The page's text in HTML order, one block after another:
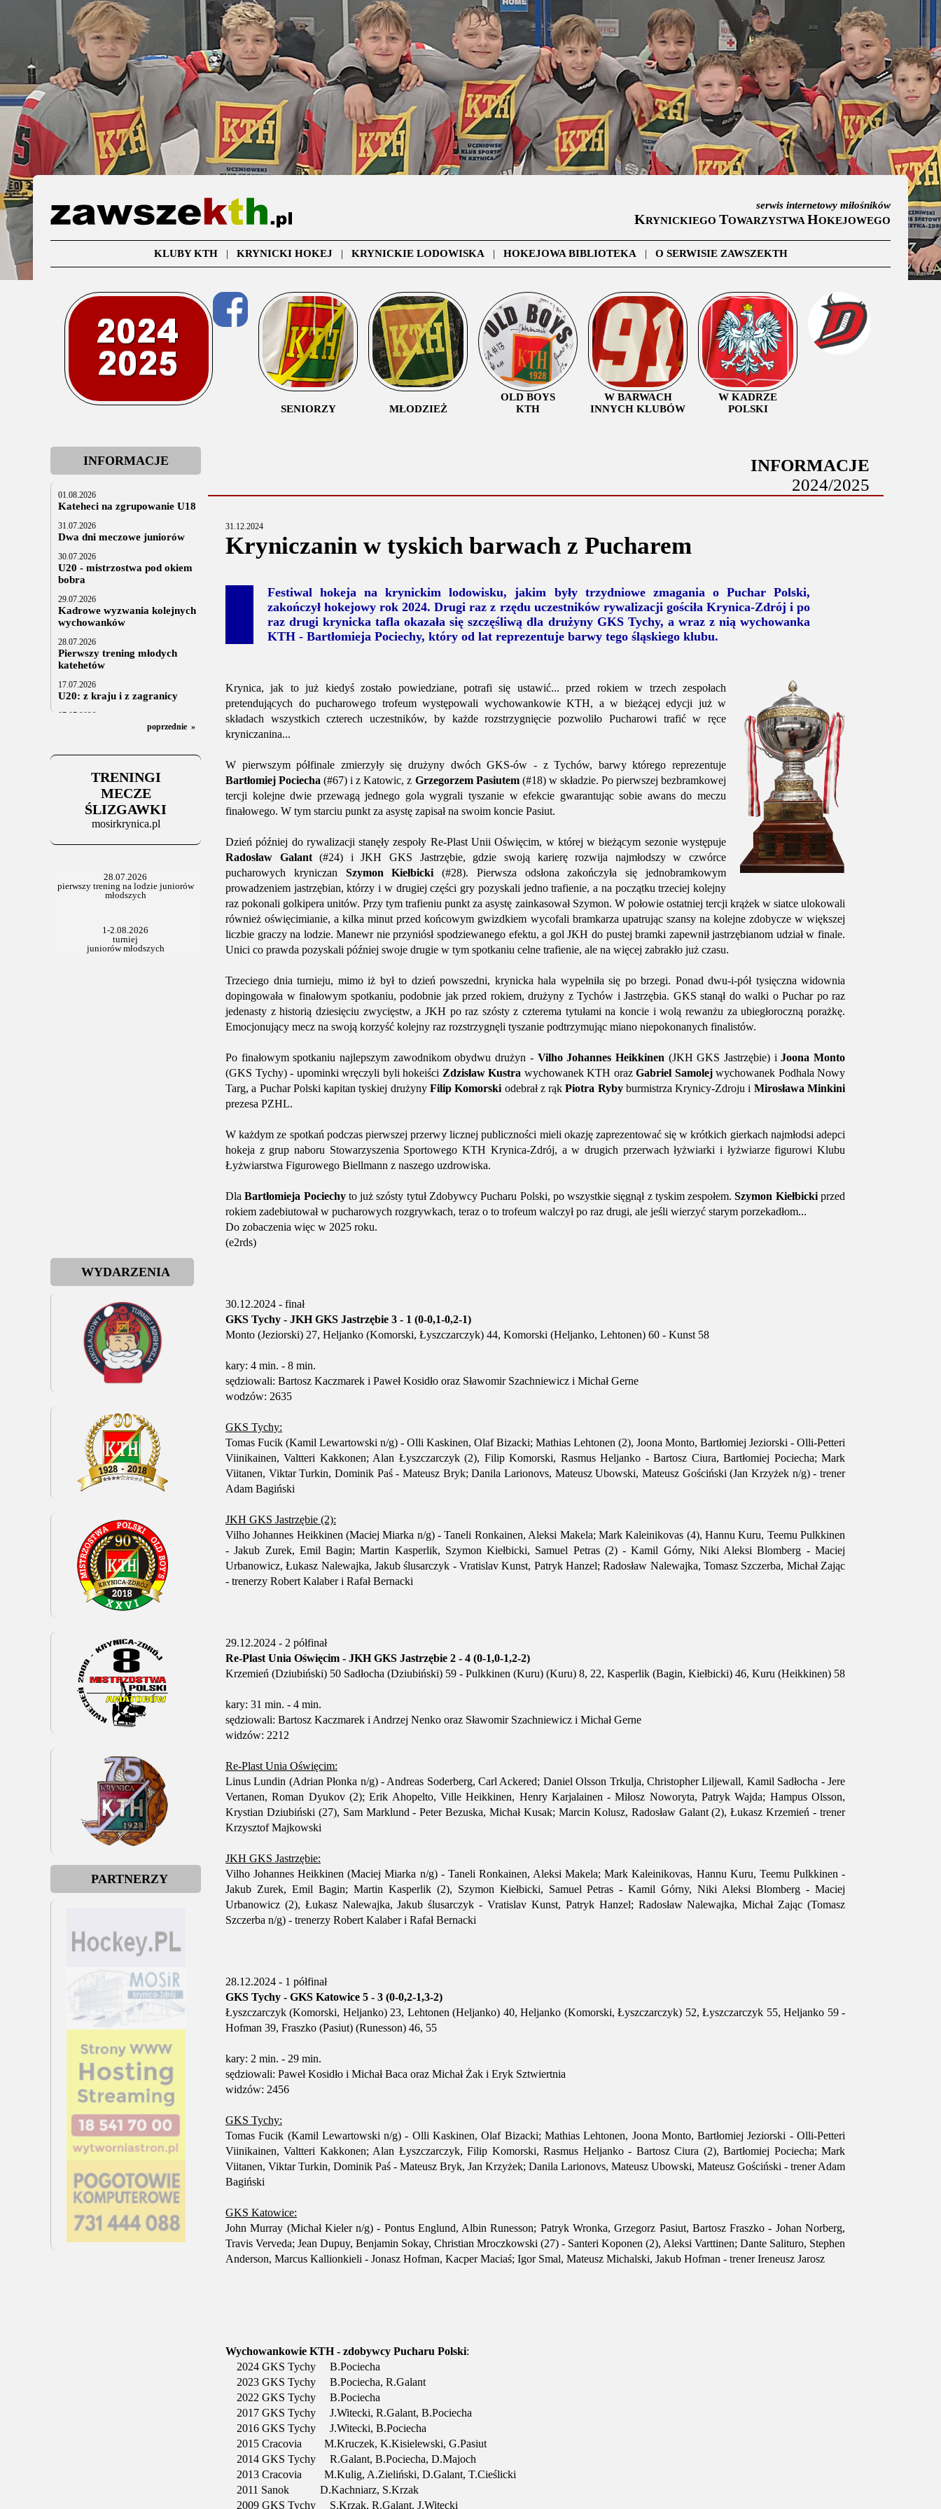
serwis internetowy miłośników
KRYNICKIEGO TOWARZYSTWA HOKEJOWEGO
KLUBY KTH| KRYNICKI HOKEJ | KRYNICKIE LODOWISKA | HOKEJOWA BIBLIOTEKA | O SERWISIE ZAWSZEKTH
SENIORZY MŁODZIEŻ
OLD BOYS
KTH
W BARWACH
INNYCH KLUBÓW
W KADRZE
POLSKI
INFORMACJE
01.08.2026
Kateheci na zgrupowanie U18
31.07.2026
Dwa dni meczowe juniorów
30.07.2026
U20 - mistrzostwa pod okiem
bobra
29.07.2026
Kadrowe wyzwania kolejnych
wychowanków
28.07.2026
Pierwszy trening młodych
katehetów
17.07.2026
U20: z kraju i z zagranicy
07.07.2026
Za trzy tygodnie na lód
Stowarzyszenie po Walnym
poprzednie »
TRENINGI
MECZE
ŚLIZGAWKI
mosirkrynica.pl
WYDARZENIA
PARTNERZY
INFORMACJE
2024/2025
31.12.2024
Kryniczanin w tyskich barwach z Pucharem
Festiwal hokeja na krynickim lodowisku, jakim były trzydniowe zmagania o Puchar Polski,
zakończył hokejowy rok 2024. Drugi raz z rzędu uczestników rywalizacji gościła Krynica-Zdrój i po
raz drugi krynicka tafla okazała się szczęśliwą dla drużyny GKS Tychy, a wraz z nią wychowanka
KTH - Bartłomieja Pociechy, który od lat reprezentuje barwy tego śląskiego klubu.
Krynica, jak to już kiedyś zostało powiedziane, potrafi się ustawić... przed rokiem w trzech zespołach
pretendujących do pucharowego trofeum występowali wychowankowie KTH, a w bieżącej edycji już w
składach wszystkich czterech uczestników, by każde rozstrzygnięcie pozwoliło Pucharowi trafić w ręce
kryniczanina...
W pierwszym półfinale zmierzyły się drużyny dwóch GKS-ów - z Tychów, barwy którego reprezentuje
Bartłomiej Pociecha (#67) i z Katowic, z Grzegorzem Pasiutem(#18) w składzie. Po pierwszej bezbramkowej
tercji kolejne dwie przewagą jednego gola wygrali tyszanie w efekcie gwarantując sobie awans do meczu
finałowego. W tym starciu punkt za asystę zapisał na swoim koncie Pasiut.
Dzień później do rywalizacji stanęły zespoły Re-Plast Unii Oświęcim, w której w bieżącym sezonie występuje
Radosław Galant(#24) i JKH GKS Jastrzębie, gdzie swoją karierę rozwija najmłodszy w czwórce
pucharowych kryniczan Szymon Kiełbicki (#28). Pierwsza odsłona zakończyła się jednobramkowym
prowadzeniem jastrzębian, którzy i w drugiej części gry pozyskali jedno trafienie, a na początku trzeciej kolejny
raz pokonali golkipera unitów. Przy tym trafieniu punkt za asystę zainkasował Szymon. W połowie ostatniej tercji krążek w siatce ulokowali
również oświęcimianie, a kilka minut przed końcowym gwizdkiem wycofali bramkarza upatrując szansy na kolejne zdobycze w większej
liczbie graczy na lodzie. Manewr nie przyniósł spodziewanego efektu, a gol JKH do pustej bramki zapewnił jastrzębianom udział w finale.
Unici co prawda pozyskali później swoje drugie w tym spotkaniu celne trafienie, ale na więcej zabrakło już czasu.
Trzeciego dnia turnieju, mimo iż był to dzień powszedni, krynicka hala wypełniła się po brzegi. Ponad dwu-i-pół tysięczna widownia
dopingowała w finałowym spotkaniu, podobnie jak przed rokiem, drużyny z Tychów i Jastrzębia. GKS stanął do walki o Puchar po raz
jedenasty z historią dziesięciu zwycięstw, a JKH po raz szósty z czterema tytułami na koncie i wolą rewanżu za ubiegłoroczną porażkę.
Emocjonujący mecz na swoją korzyść kolejny raz rozstrzygnęli tyszanie podtrzymując miano niepokonanych finalistów.
Po finałowym spotkaniu najlepszym zawodnikom obydwu drużyn - Vilho Johannes Heikkinen (JKH GKS Jastrzębie) iJoona Monto
(GKS Tychy) - upominki wręczyli byli hokeiści Zdzisław Kustra wychowanek KTH oraz Gabriel Samolejwychowanek Podhala Nowy
Targ, a Puchar Polski kapitan tyskiej drużyny Filip Komorski odebrał z rąkPiotra Rybyburmistrza Krynicy-Zdroju i Mirosława Minkini
prezesa PZHL.
W każdym ze spotkań podczas pierwszej przerwy licznej publiczności mieli okazję zaprezentować się w krótkich gierkach najmłodsi adepci
hokeja z grup naboru Stowarzyszenia Sportowego KTH Krynica-Zdrój, a w drugich przerwach łyżwiarki i łyżwiarze figurowi Klubu
Łyżwiarstwa Figurowego Biellmann z naszego uzdrowiska.
DlaBartłomieja Pociechyto już szósty tytuł Zdobywcy Pucharu Polski, po wszystkie sięgnął z tyskim zespołem.Szymon Kiełbickiprzed
rokiem zadebiutował w pucharowych rozgrywkach, teraz o to trofeum walczył po raz drugi, ale jeśli wierzyć starym porzekadłom...
Do zobaczenia więc w 2025 roku.
(e2rds)
30.12.2024 - finał
GKS Tychy - JKH GKS Jastrzębie 3 - 1 (0-0,1-0,2-1)
Monto (Jeziorski) 27, Heljanko (Komorski, Łyszczarczyk) 44, Komorski (Heljanko, Lehtonen) 60 - Kunst 58
kary: 4 min. - 8 min.
sędziowali: Bartosz Kaczmarek i Paweł Kosidło oraz Sławomir Szachniewicz i Michał Gerne
wodzów: 2635
GKS Tychy:
Tomas Fucik (Kamil Lewartowski n/g) - Olli Kaskinen, Olaf Bizacki; Mathias Lehtonen (2), Joona Monto, Bartłomiej Jeziorski - Olli-Petteri
Viinikainen, Valtteri Kakkonen; Alan Łyszczarczyk (2), Filip Komorski, Rasmus Heljanko - Bartosz Ciura, Bartłomiej Pociecha; Mark
Viitanen, Viktar Turkin, Dominik Paś - Mateusz Bryk; Danila Larionovs, Mateusz Ubowski, Mateusz Gościński (Jan Krzyżek n/g) - trener
Adam Bagiński
JKH GKS Jastrzębie (2):
Vilho Johannes Heikkinen (Maciej Miarka n/g) - Taneli Ronkainen, Aleksi Makela; Mark Kaleinikovas (4), Hannu Kuru, Teemu Pulkkinen
- Jakub Zurek, Emil Bagin; Martin Kasperlik, Szymon Kiełbicki, Samuel Petras (2) - Kamil Górny, Niki Aleksi Blomberg - Maciej
Urbanowicz, Łukasz Nalewajka, Jakub ślusarczyk - Vratislav Kunst, Patryk Hanzel; Radosław Nalewajka, Tomasz Szczerba, Michał Zając
- trenerzy Robert Kalaber i Rafał Bernacki
29.12.2024 - 2 półfinał
Re-Plast Unia Oświęcim - JKH GKS Jastrzębie 2 - 4 (0-1,0-1,2-2)
Krzemień (Dziubiński) 50 Sadłocha (Dziubiński) 59 - Pulkkinen (Kuru) (Kuru) 8, 22, Kasperlik (Bagin, Kiełbicki) 46, Kuru (Heikkinen) 58
kary: 31 min. - 4 min.
sędziowali: Bartosz Kaczmarek i Andrzej Nenko oraz Sławomir Szachniewicz i Michał Gerne
widzów: 2212
Re-Plast Unia Oświęcim:
Linus Lundin (Adrian Płonka n/g) - Andreas Soderberg, Carl Ackered; Daniel Olsson Trkulja, Christopher Liljewall, Kamil Sadłocha - Jere
Vertanen, Roman Dyukov (2); Erik Ahopelto, Ville Heikkinen, Henry Karjalainen - Miłosz Noworyta, Patryk Wajda; Hampus Olsson,
Krystian Dziubiński (27), Sam Marklund - Peter Bezuska, Michał Kusak; Marcin Kolusz, Radosław Galant (2), Łukasz Krzemień - trener
Krzysztof Majkowski
JKH GKS Jastrzębie:
Vilho Johannes Heikkinen (Maciej Miarka n/g) - Taneli Ronkainen, Aleksi Makela; Mark Kaleinikovas, Hannu Kuru, Teemu Pulkkinen -
Jakub Zurek, Emil Bagin; Martin Kasperlik (2), Szymon Kiełbicki, Samuel Petras - Kamil Górny, Niki Aleksi Blomberg - Maciej
Urbanowicz (2), Łukasz Nalewajka, Jakub ślusarczyk - Vratislav Kunst, Patryk Hanzel; Radosław Nalewajka, Michał Zając (Tomasz
Szczerba n/g) - trenerzy Robert Kalaber i Rafał Bernacki
28.12.2024 - 1 półfinał
GKS Tychy - GKS Katowice 5 - 3 (0-0,2-1,3-2)
Łyszczarczyk (Komorski, Heljanko) 23, Lehtonen (Heljanko) 40, Heljanko (Komorski, Łyszczarczyk) 52, Łyszczarczyk 55, Heljanko 59 -
Hofman 39, Fraszko (Pasiut) (Runesson) 46, 55
kary: 2 min. - 29 min.
sędziowali: Paweł Kosidło i Michał Baca oraz Michał Żak i Eryk Sztwiertnia
widzów: 2456
GKS Tychy:
Tomas Fucik (Kamil Lewartowski n/g) - Olli Kaskinen, Olaf Bizacki; Mathias Lehtonen, Joona Monto, Bartłomiej Jeziorski - Olli-Petteri
Viinikainen, Valtteri Kakkonen; Alan Łyszczarczyk, Filip Komorski, Rasmus Heljanko - Bartosz Ciura (2), Bartłomiej Pociecha; Mark
Viitanen, Viktar Turkin, Dominik Paś - Mateusz Bryk, Jan Krzyżek; Danila Larionovs, Mateusz Ubowski, Mateusz Gościński - trener Adam
Bagiński
GKS Katowice:
John Murray (Michał Kieler n/g) - Pontus Englund, Albin Runesson; Patryk Wronka, Grzegorz Pasiut, Bartosz Fraszko - Johan Norberg,
Travis Verveda; Jean Dupuy, Benjamin Sokay, Christian Mroczkowski (27) - Santeri Koponen (2), Aleksi Varttinen; Dante Salituro, Stephen
Anderson, Marcus Kallionkieli - Jonasz Hofman, Kacper Maciaś; Igor Smal, Mateusz Michalski, Jakub Hofman - trener Ireneusz Jarosz
Wychowankowie KTH - zdobywcy Pucharu Polski:
2024 GKS Tychy B.Pociecha
2023 GKS Tychy B.Pociecha, R.Galant
2022 GKS Tychy B.Pociecha
2017 GKS Tychy J.Witecki, R.Galant, B.Pociecha
2016 GKS Tychy J.Witecki, B.Pociecha
2015 Cracovia M.Kruczek, K.Kisielewski, G.Pasiut
2014 GKS Tychy R.Galant, B.Pociecha, D.Majoch
2013 Cracovia M.Kulig, A.Zieliński, D.Galant, T.Cieślicki
2011 Sanok D.Kachniarz, S.Krzak
2009 GKS Tychy S.Krzak, R.Galant, J.Witecki